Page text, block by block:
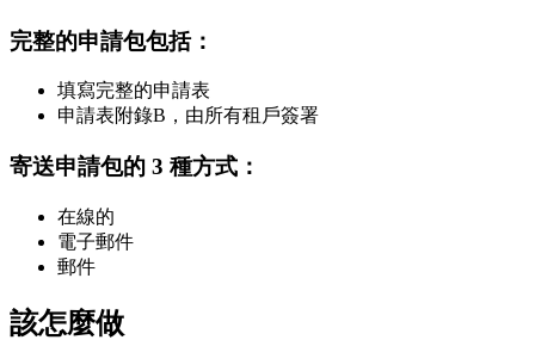
完整的申請包包括：
填寫完整的申請表
申請表附錄B，由所有租戶簽署
寄送申請包的 3 種方式：
在線的
電子郵件
郵件
該怎麼做